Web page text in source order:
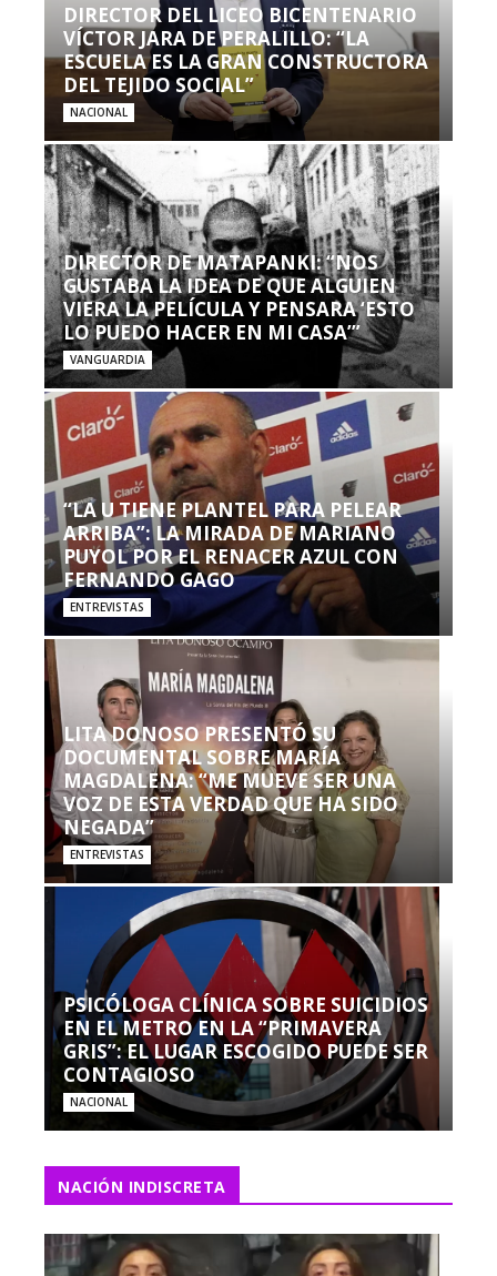
DIRECTOR DEL LICEO BICENTENARIO
VÍCTOR JARA DE PERALILLO: “LA
ESCUELA ES LA GRAN CONSTRUCTORA
DEL TEJIDO SOCIAL”
NACIONAL
DIRECTOR DE MATAPANKI: “NOS
GUSTABA LA IDEA DE QUE ALGUIEN
VIERA LA PELÍCULA Y PENSARA ‘ESTO
LO PUEDO HACER EN MI CASA’”
VANGUARDIA
“LA U TIENE PLANTEL PARA PELEAR
ARRIBA”: LA MIRADA DE MARIANO
PUYOL POR EL RENACER AZUL CON
FERNANDO GAGO
ENTREVISTAS
LITA DONOSO PRESENTÓ SU
DOCUMENTAL SOBRE MARÍA
MAGDALENA: “ME MUEVE SER UNA
VOZ DE ESTA VERDAD QUE HA SIDO
NEGADA”
ENTREVISTAS
PSICÓLOGA CLÍNICA SOBRE SUICIDIOS
EN EL METRO EN LA “PRIMAVERA
GRIS”: EL LUGAR ESCOGIDO PUEDE SER
CONTAGIOSO
NACIONAL
NACIÓN INDISCRETA